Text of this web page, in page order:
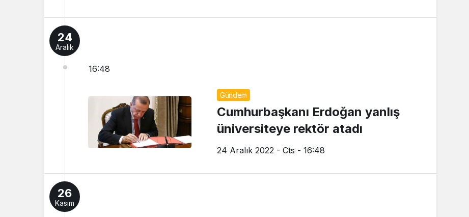
24
Aralık
16:48
Gündem
Cumhurbaşkanı Erdoğan yanlış
üniversiteye rektör atadı
24 Aralık 2022 - Cts - 16:48
26
Kasım